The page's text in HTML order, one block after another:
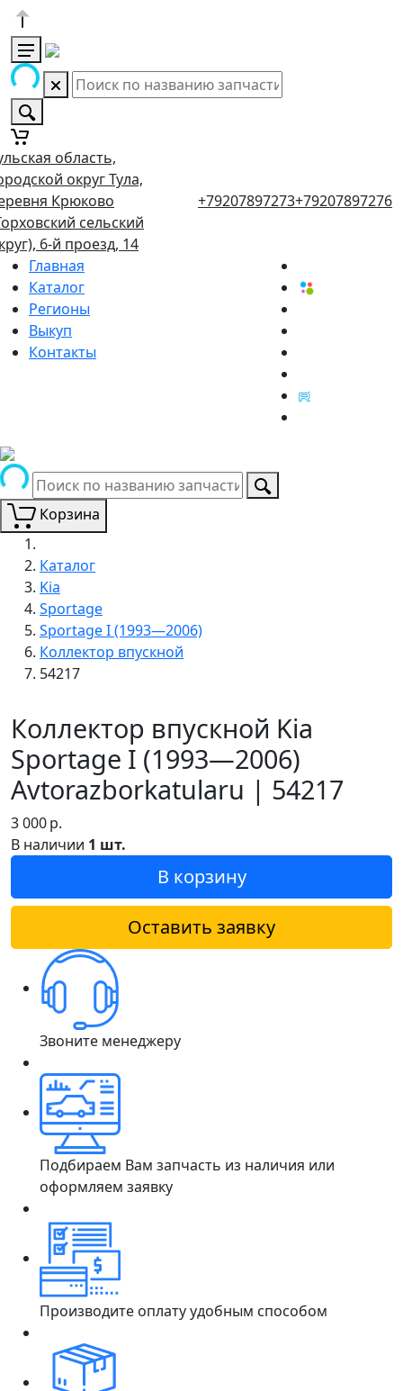
область,
округ Тула,
Крюково
сельский
6-й проезд, 14
+79207897273+79207897276
Главная
Каталог
Регионы
Выкуп
Контакты
Корзина
Каталог
Kia
Sportage
Sportage I (1993—2006)
Коллектор впускной
54217
Коллектор впускной Kia
Sportage I (1993—2006)
Avtorazborkatularu | 54217
3 000р.
В наличии 1 шт.
В корзину
Оставить заявку
Звоните менеджеру
Подбираем Вам запчасть из наличия или
оформляем заявку
Производите оплату удобным способом